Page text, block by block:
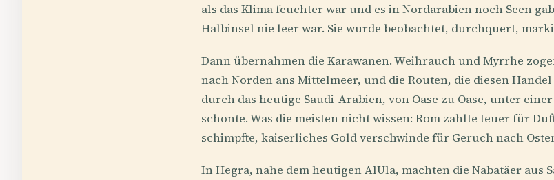
als das Klima feuchter war und es in Nordarabien noch Seen
Halbinsel nie leer war. Sie wurde beobachtet, durchquert,
Dann übernahmen die Karawanen. Weihrauch und Myrrhe
nach Norden ans Mittelmeer, und die Routen, die diesen
durch das heutige Saudi-Arabien, von Oase zu Oase, unter
schonte. Was die meisten nicht wissen: Rom zahlte teuer für
schimpfte, kaiserliches Gold verschwinde für Geruch nach
In Hegra, nahe dem heutigen AlUla, machten die Nabatäer aus